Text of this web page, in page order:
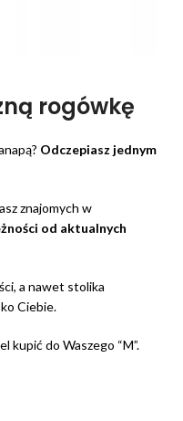
rogówkę
Odczepiasz jednym
znajomych w
od aktualnych
a nawet stolika
Ciebie.
kupić do Waszego “M”.